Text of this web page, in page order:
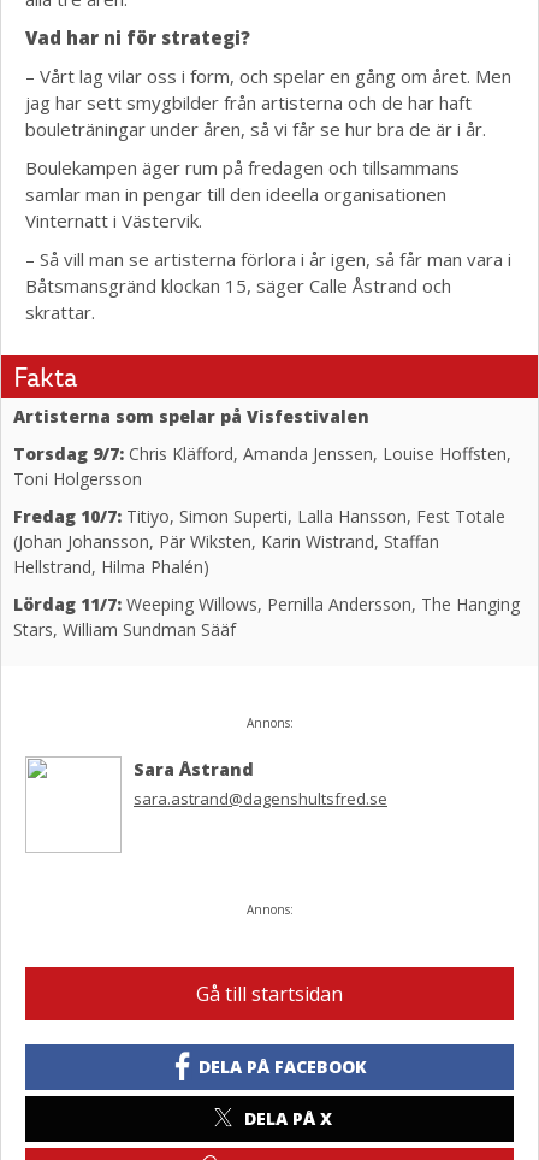
Vad har ni för strategi?
– Vårt lag vilar oss i form, och spelar en gång om året. Men
jag har sett smygbilder från artisterna och de har haft
bouleträningar under åren, så vi får se hur bra de är i år.
Boulekampen äger rum på fredagen och tillsammans
samlar man in pengar till den ideella organisationen
Vinternatt i Västervik.
– Så vill man se artisterna förlora i år igen, så får man vara i
Båtsmansgränd klockan 15, säger Calle Åstrand och
skrattar.
Fakta
Artisterna som spelar på Visfestivalen
Torsdag 9/7: Chris Kläfford, Amanda Jenssen, Louise Hoffsten,
Toni Holgersson
Fredag 10/7: Titiyo, Simon Superti, Lalla Hansson, Fest Totale
(Johan Johansson, Pär Wiksten, Karin Wistrand, Staffan
Hellstrand, Hilma Phalén)
Lördag 11/7: Weeping Willows, Pernilla Andersson, The Hanging
Stars, William Sundman Sääf
Annons:
Sara Åstrand
sara.astrand@dagenshultsfred.se
Annons:
Gå till startsidan
DELA PÅ FACEBOOK
DELA PÅ X